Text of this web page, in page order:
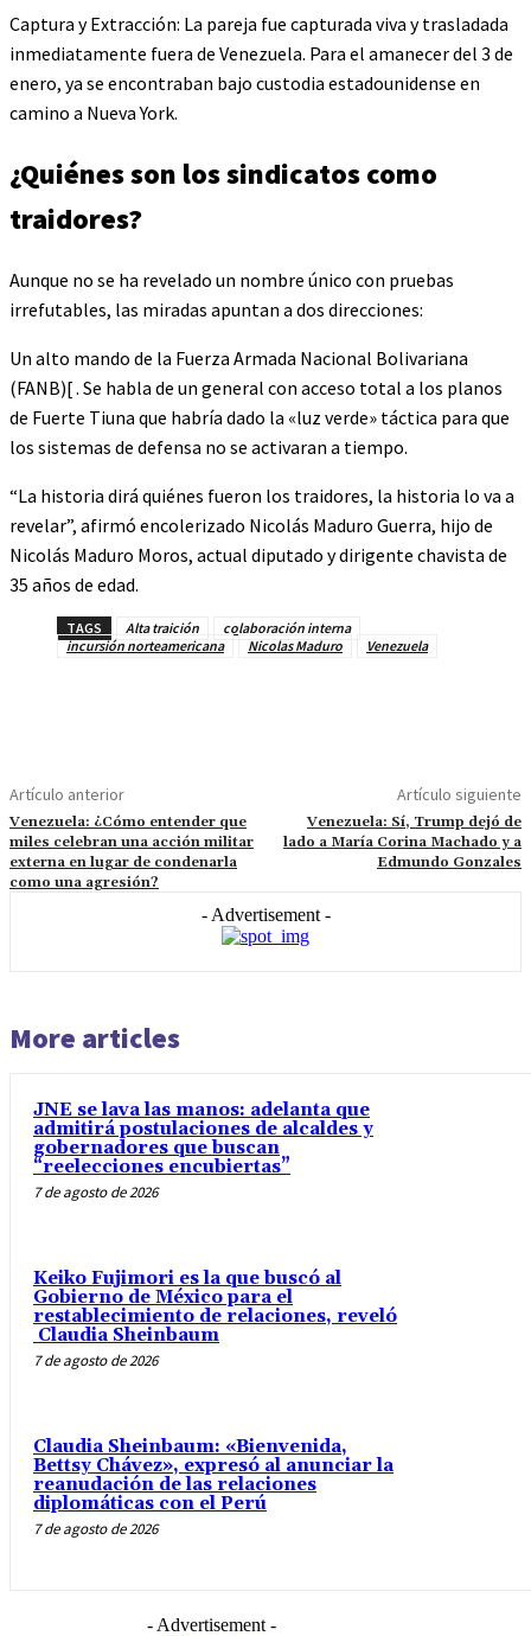
Captura y Extracción: La pareja fue capturada viva y trasladada
inmediatamente fuera de Venezuela. Para el amanecer del 3 de
enero, ya se encontraban bajo custodia estadounidense en
camino a Nueva York.
¿Quiénes son los sindicatos como
traidores?
Aunque no se ha revelado un nombre único con pruebas
irrefutables, las miradas apuntan a dos direcciones:
Un alto mando de la Fuerza Armada Nacional Bolivariana
(FANB)[ . Se habla de un general con acceso total a los planos
de Fuerte Tiuna que habría dado la «luz verde» táctica para que
los sistemas de defensa no se activaran a tiempo.
“La historia dirá quiénes fueron los traidores, la historia lo va a
revelar”, afirmó encolerizado Nicolás Maduro Guerra, hijo de
Nicolás Maduro Moros, actual diputado y dirigente chavista de
35 años de edad.
TAGS Alta traición
colaboración interna
incursión norteamericana
Nicolas Maduro Venezuela
Artículo anterior
Venezuela: ¿Cómo entender que
miles celebran una acción militar
externa en lugar de condenarla
como una agresión?
Artículo siguiente
Venezuela: Sí, Trump dejó de
lado a María Corina Machado y a
Edmundo Gonzales
- Advertisement -
More articles
JNE se lava las manos: adelanta que
admitirá postulaciones de alcaldes y
gobernadores que buscan
“reelecciones encubiertas”
7 de agosto de 2026
Keiko Fujimori es la que buscó al
Gobierno de México para el
restablecimiento de relaciones, reveló
Claudia Sheinbaum
7 de agosto de 2026
Claudia Sheinbaum: «Bienvenida,
Bettsy Chávez», expresó al anunciar la
reanudación de las relaciones
diplomáticas con el Perú
7 de agosto de 2026
- Advertisement -